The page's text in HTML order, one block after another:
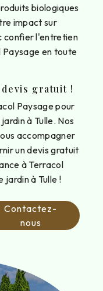
biologiques
impact sur
confier l'entretien
Paysage en toute
gratuit !
Paysage pour
à Tulle. Nos
accompagner
un devis gratuit
à Terracol
jardin à Tulle !
Contactez-
nous